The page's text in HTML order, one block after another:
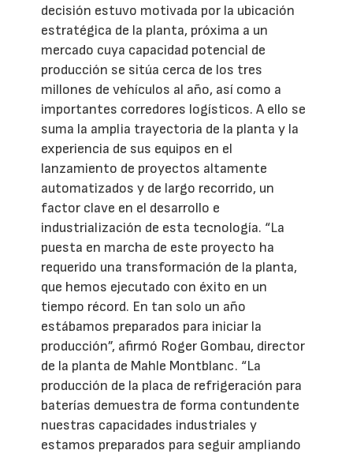
decisión estuvo motivada por la ubicación
estratégica de la planta, próxima a un
mercado cuya capacidad potencial de
producción se sitúa cerca de los tres
millones de vehículos al año, así como a
importantes corredores logísticos. A ello se
suma la amplia trayectoria de la planta y la
experiencia de sus equipos en el
lanzamiento de proyectos altamente
automatizados y de largo recorrido, un
factor clave en el desarrollo e
industrialización de esta tecnología. “La
puesta en marcha de este proyecto ha
requerido una transformación de la planta,
que hemos ejecutado con éxito en un
tiempo récord. En tan solo un año
estábamos preparados para iniciar la
producción”, afirmó Roger Gombau, director
de la planta de Mahle Montblanc. “La
producción de la placa de refrigeración para
baterías demuestra de forma contundente
nuestras capacidades industriales y
estamos preparados para seguir ampliando